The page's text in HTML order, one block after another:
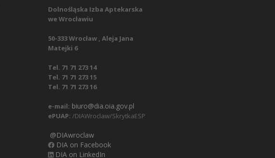
Dolnośląska Izba Aptekarska
we Wrocławiu
50-333 Wrocław , Aleja Jana
Matejki 6
Tel. 71 71 273 14
Tel. 71 71 273 15
Tel. 71 71 273 16
e-mail: biuro@dia.oia.gov.pl
ePUAP: /DIAWroclaw/SkrytkaESP
@DIAwroclaw
DIA on Facebook
DIA on LinkedIn